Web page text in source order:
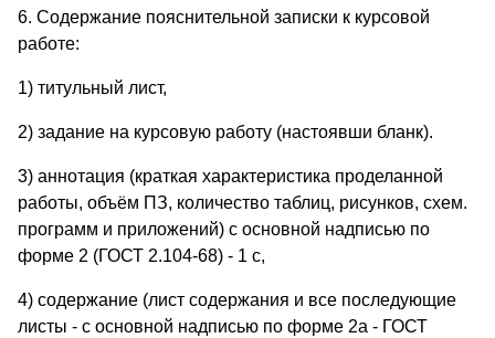
6. Содержание пояснительной записки к курсовой
работе:
1) титульный лист,
2) задание на курсовую работу (настоявши бланк).
3) аннотация (краткая характеристика проделанной
работы, объём ПЗ, количество таблиц, рисунков, схем.
программ и приложений) с основной надписью по
форме 2 (ГОСТ 2.104-68) - 1 с,
4) содержание (лист содержания и все последующие
листы - с основной надписью по форме 2а - ГОСТ